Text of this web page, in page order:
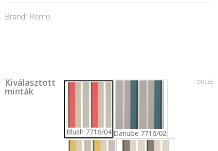
Brand: Romo
Kiválasztott
minták
Blush 7716/04 Danube 7716/02
TÖRLÉS